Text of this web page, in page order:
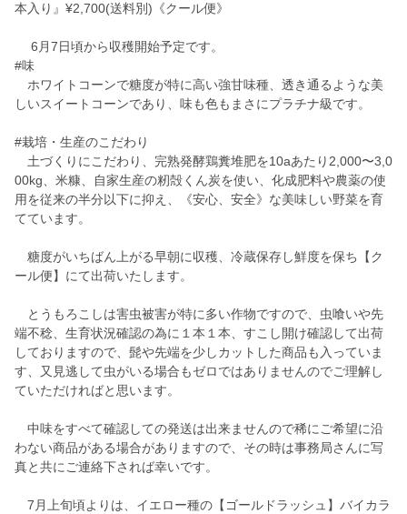
本入り』¥2,700(送料別)《クール便》
6月7日頃から収穫開始予定です。
#味
ホワイトコーンで糖度が特に高い強甘味種、透き通るような美
しいスイートコーンであり、味も色もまさにプラチナ級です。
#栽培・生産のこだわり
土づくりにこだわり、完熟発酵鶏糞堆肥を10aあたり2,000〜3,0
00kg、米糠、自家生産の籾殻くん炭を使い、化成肥料や農薬の使
用を従来の半分以下に抑え、《安心、安全》な美味しい野菜を育
てています。
糖度がいちばん上がる早朝に収穫、冷蔵保存し鮮度を保ち【ク
ール便】にて出荷いたします。
とうもろこしは害虫被害が特に多い作物ですので、虫喰いや先
端不稔、生育状況確認の為に１本１本、すこし開け確認して出荷
しておりますので、髭や先端を少しカットした商品も入っていま
す、又見逃して虫がいる場合もゼロではありませんのでご理解し
ていただければと思います。
中味をすべて確認しての発送は出来ませんので稀にご希望に沿
わない商品がある場合がありますので、その時は事務局さんに写
真と共にご連絡下されば幸いです。
7月上旬頃よりは、イエロー種の【ゴールドラッシュ】バイカラ